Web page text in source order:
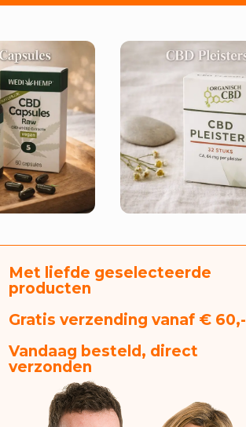
Met liefde geselecteerde
producten
Gratis verzending vanaf € 60,-
Vandaag besteld, direct
verzonden